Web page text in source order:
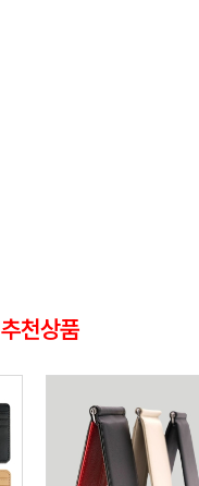
추천상품